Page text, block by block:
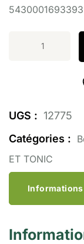
5430001693393
UGS : 12775
Catégories :
ET TONIC